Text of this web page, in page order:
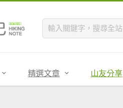
精選文章 山友分享